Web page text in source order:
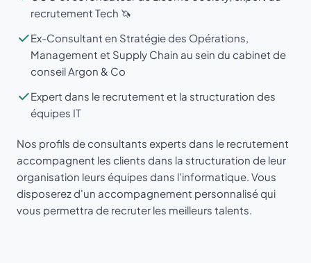
recrutement Tech 🦄
Ex-Consultant en Stratégie des Opérations,
Management et Supply Chain au sein du cabinet de
conseil Argon & Co
Expert dans le recrutement et la structuration des
équipes IT
Nos profils de consultants experts dans le recrutement
accompagnent les clients dans la structuration de leur
organisation leurs équipes dans l'informatique. Vous
disposerez d'un accompagnement personnalisé qui
vous permettra de recruter les meilleurs talents.